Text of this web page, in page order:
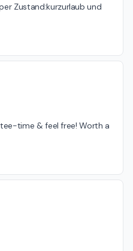
Zustand:kurzurlaub und
time & feel free! Worth a